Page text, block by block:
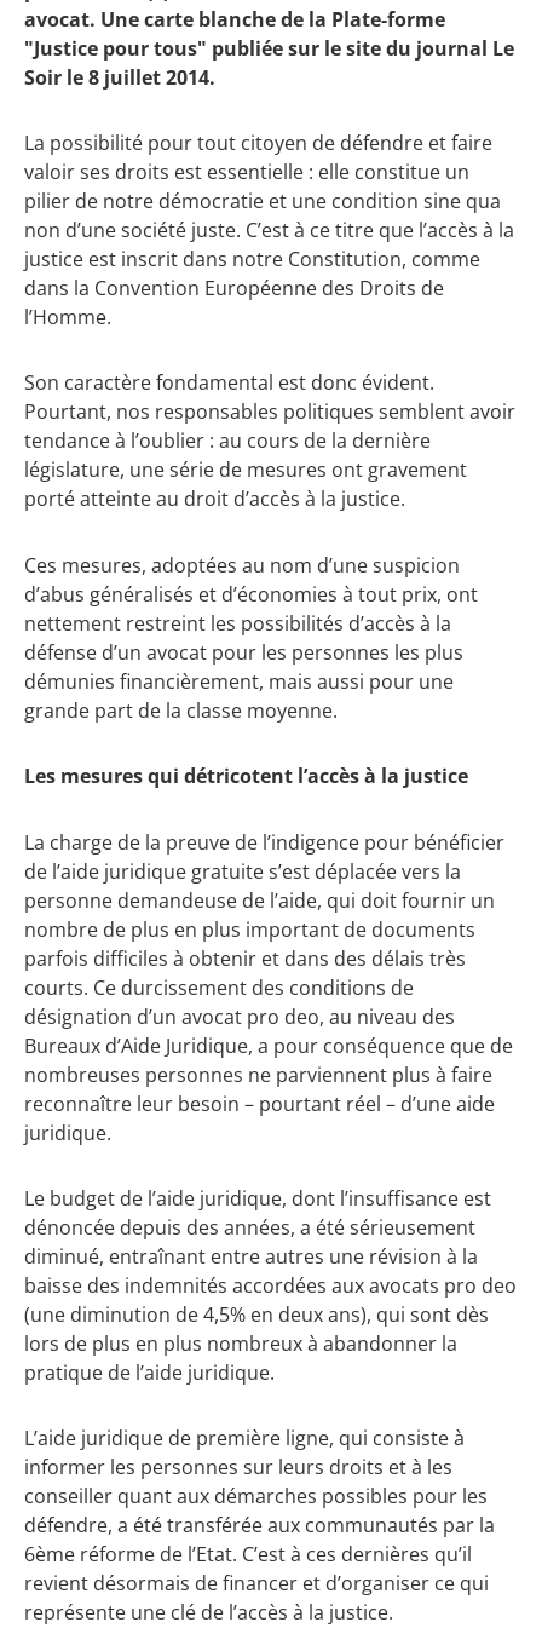
avocat. Une carte blanche de la Plate-forme
"Justice pour tous" publiée sur le site du journal Le
Soir le 8 juillet 2014.
La possibilité pour tout citoyen de défendre et faire
valoir ses droits est essentielle : elle constitue un
pilier de notre démocratie et une condition sine qua
non d’une société juste. C’est à ce titre que l’accès à la
justice est inscrit dans notre Constitution, comme
dans la Convention Européenne des Droits de
l’Homme.
Son caractère fondamental est donc évident.
Pourtant, nos responsables politiques semblent avoir
tendance à l’oublier : au cours de la dernière
législature, une série de mesures ont gravement
porté atteinte au droit d’accès à la justice.
Ces mesures, adoptées au nom d’une suspicion
d’abus généralisés et d’économies à tout prix, ont
nettement restreint les possibilités d’accès à la
défense d’un avocat pour les personnes les plus
démunies financièrement, mais aussi pour une
grande part de la classe moyenne.
Les mesures qui détricotent l’accès à la justice
La charge de la preuve de l’indigence pour bénéficier
de l’aide juridique gratuite s’est déplacée vers la
personne demandeuse de l’aide, qui doit fournir un
nombre de plus en plus important de documents
parfois difficiles à obtenir et dans des délais très
courts. Ce durcissement des conditions de
désignation d’un avocat pro deo, au niveau des
Bureaux d’Aide Juridique, a pour conséquence que de
nombreuses personnes ne parviennent plus à faire
reconnaître leur besoin – pourtant réel – d’une aide
juridique.
Le budget de l’aide juridique, dont l’insuffisance est
dénoncée depuis des années, a été sérieusement
diminué, entraînant entre autres une révision à la
baisse des indemnités accordées aux avocats pro deo
(une diminution de 4,5% en deux ans), qui sont dès
lors de plus en plus nombreux à abandonner la
pratique de l’aide juridique.
L’aide juridique de première ligne, qui consiste à
informer les personnes sur leurs droits et à les
conseiller quant aux démarches possibles pour les
défendre, a été transférée aux communautés par la
6ème réforme de l’Etat. C’est à ces dernières qu’il
revient désormais de financer et d’organiser ce qui
représente une clé de l’accès à la justice.